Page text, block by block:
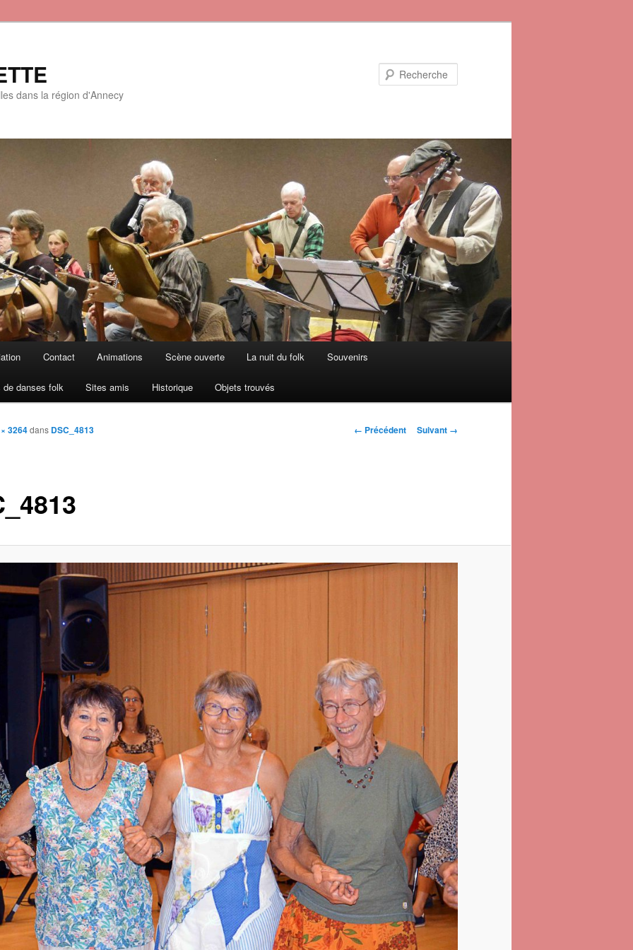
dans la région d'Annecy
Contact Animations Scène ouverte La nuit du folk Souvenirs
de danses folk Sites amis Historique Objets trouvés
Navigation des
← Précédent Suivant →
3264dans DSC_4813